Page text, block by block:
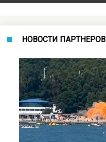
НОВОСТИ ПАРТНЕРОВ